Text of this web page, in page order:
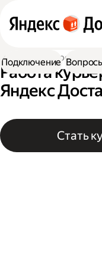
Работа курьером
Работа
Яндекс
Стать
Подключение